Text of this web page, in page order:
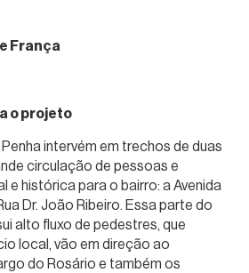
França
o projeto
intervém em trechos de duas
circulação de pessoas e
e histórica para o bairro: a Avenida
Dr. João Ribeiro. Essa parte do
alto fluxo de pedestres, que
local, vão em direção ao
do Rosário e também os